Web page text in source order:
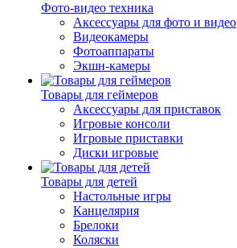
Фото-видео техника
Аксессуары для фото и видео
Видеокамеры
Фотоаппараты
Экшн-камеры
Товары для геймеров
Аксессуары для приставок
Игровые консоли
Игровые приставки
Диски игровые
Товары для детей
Настольные игры
Канцелярия
Брелоки
Коляски